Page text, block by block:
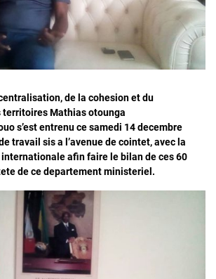
de la cohesion et du
territoires Mathias otounga
s’est entrenu ce samedi 14 decembre
travail sis a l’avenue de cointet, avec la
afin faire le bilan de ces 60
de ce departement ministeriel.